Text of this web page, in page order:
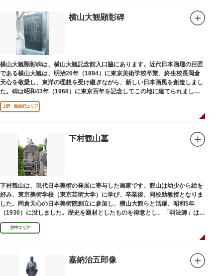
横山大観顕彰碑
横山大観顕彰碑は、横山大観記念館入口脇にあります。近代日本画壇の巨匠
である横山大観は、明治26年（1894）に東京美術学校卒業、終生校長岡倉
天心を敬愛し、東洋の理想を受け継ぎながら、新しい日本画風を創造しまし
た。碑は昭和43年（1968）に東京百年を記念してこの地に建てられまし
た。
上野・御徒町エリア
下村観山墓
下村観山は、現代日本美術の発展に寄与した画家です。観山は幼少から絵を
好み、東京美術学校（東京芸術大学）に学び、卒業後、同校助教授となりま
した。岡倉天心の日本美術院創立に参加し、横山大観らと活躍、昭和5年
（1930）に没しました。歴史を題材としたものを得意とし、「弱法師」は代
表作です。お墓は安立寺（あんりゅうじ）にあります。
谷中エリア
嘉納治五郎像